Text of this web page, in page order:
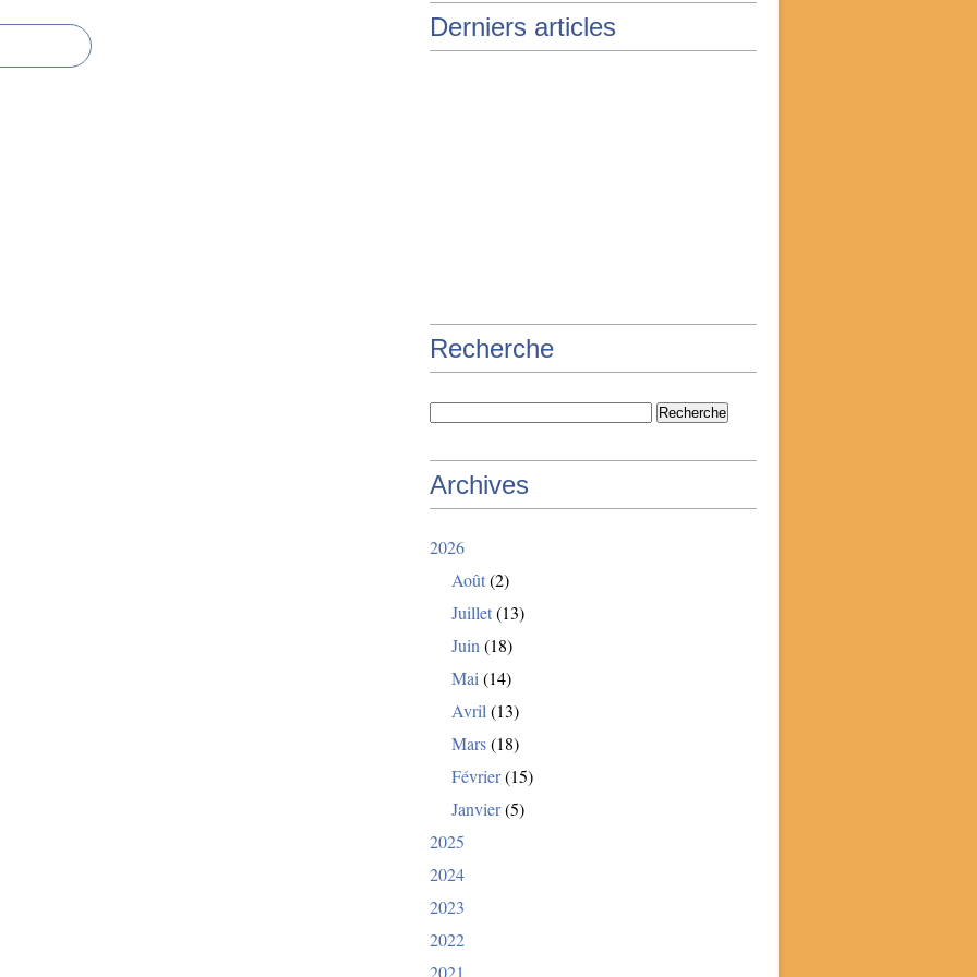
Derniers articles
Recherche
Archives
2026
Août(2)
Juillet(13)
Juin (18)
Mai (14)
Avril (13)
Mars(18)
Février(15)
Janvier(5)
2025
2024
2023
2022
2021